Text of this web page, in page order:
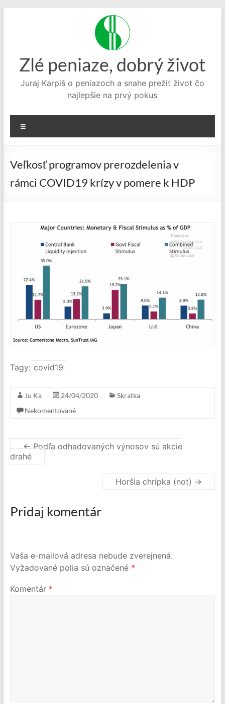
Zlé peniaze, dobrý život
Juraj Karpiš o peniazoch a snahe prežiť život čo
najlepšie na prvý pokus
Veľkosť programov prerozdelenia v
rámci COVID19 krízy v pomere k HDP
Tagy: covid19
Ju Ka 24/04/2020
Skratka
Nekomentované
← Podľa odhadovaných výnosov sú akcie
drahé
Horšia chrípka (not) →
Pridaj komentár
Vaša e-mailová adresa nebude zverejnená.
Vyžadované polia sú označené *
Komentár *